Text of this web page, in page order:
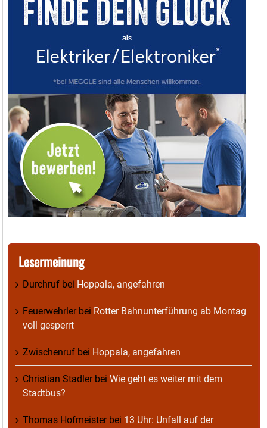
Lesermeinung
Durchruf bei Hoppala, angefahren
Feuerwehrlerbei Rotter Bahnunterführung ab Montag
voll gesperrt
Zwischenruf bei Hoppala, angefahren
Christian Stadlerbei Wie geht es weiter mit dem
Stadtbus?
Thomas Hofmeisterbei 13 Uhr: Unfall auf der